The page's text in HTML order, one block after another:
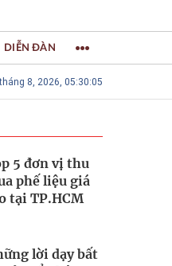
tạo Thế giới
8, 2026, 05:30:06
DIỄN ĐÀN
5 đơn vị thu
phế liệu giá
tại TP.HCM
lời dạy bất